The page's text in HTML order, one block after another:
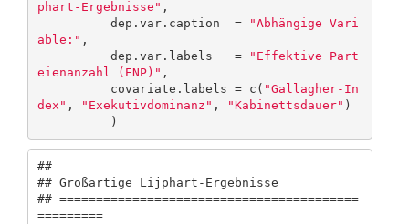
phart-Ergebnisse" ,
          dep.var.caption  =
"Abhängige Vari
able:" ,
          dep.var.labels   =
"Effektive Part
eienanzahl (ENP)" ,
          covariate.labels = c(
"Gallagher-In
dex" , "Exekutivdominanz" , "Kabinettsdauer" )
          )
##
## Großartige Lijphart-Ergebnisse
## =========================================
=========